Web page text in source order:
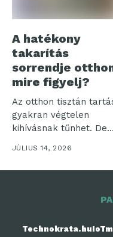
A hatékony
takarítás
sorrendje
mire figyelj?
Az otthon tisztán
gyakran végtelen
kihívásnak tűnhet. De
vajon miért olyan...
JÚLIUS 14, 2026
Technokrata.hu